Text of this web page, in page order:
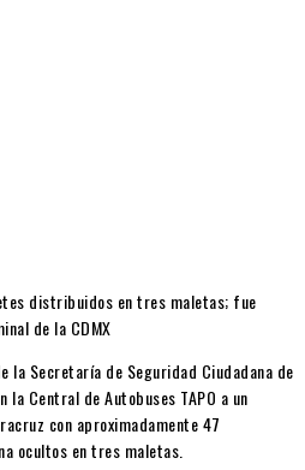
distribuidos en tres maletas; fue
de la CDMX
la Secretaría de Seguridad Ciudadana de
la Central de Autobuses TAPO a un
con aproximadamente 47
ocultos en tres maletas.